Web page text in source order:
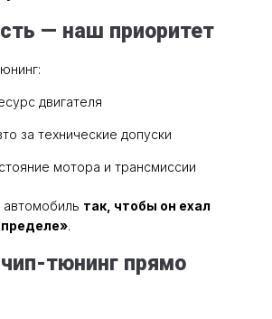
— наш приоритет
двигателя
за технические допуски
мотора и трансмиссии
так, чтобы он ехал
.
тюнинг прямо